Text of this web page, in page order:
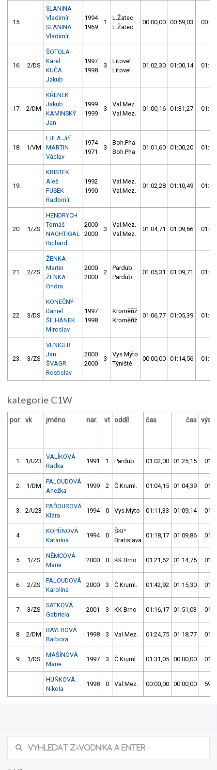
15.
SLANINA
Vladimír
SLANINA
Vladimír
1994
1969
1
L.Žatec
L.Žatec
00:00,00 00:59,03
16. 2/DS
ŠOTOLA
Karel
KUČA
Jakub
1997
1998
3
Litovel
Litovel
01:02,30 01:00,14
17. 2/DM
KŘENEK
Jakub
KAMINSKÝ
Jan
1999
1999
3
Val.Mez.
Val.Mez.
01:00,16 01:31,27
18. 1/VM
LULA Jiří
MARTIN
Václav
1974
1971
3
Boh.Pha
Boh.Pha
01:01,60 01:00,20
19.
KRISTEK
Aleš
FUSEK
Radomír
1992
1990
Val.Mez.
Val.Mez.
01:02,28 01:10,49
20. 1/ZS
HENDRYCH
Tomáš
NACHTIGAL
Richard
2000
2000
3
Val.Mez.
Val.Mez.
01:04,71 01:09,66
21. 2/ZS
ŽENKA
Martin
ŽENKA
Ondra
2000
2000
2
Pardub.
Pardub.
01:05,31 01:09,71
22. 3/DS
KONEČNÝ
Daniel
ŠILHÁNEK
Miroslav
1997
1998
Kroměříž
Kroměříž
01:06,77 01:05,39
23. 3/ZS
VENIGER
Jan
ŠVAGR
Rostislav
2000
2000
3
Vys.Mýto
Týniště
00:00,00 01:14,56
kategorie C1W
por. vk jméno nar. vt oddíl čas čas
1. 1/U23
VALÍKOVÁ
Radka
1991 1 Pardub. 01:02,00 01:25,15
2. 1/DM
PALOUDOVÁ
Anežka
1999 2 Č.Kruml. 01:04,15 01:04,39
3. 2/U23
PAĎOUROVÁ
Klára
1994 0 Vys.Mýto 01:11,33 01:09,14
4.
KOPÚNOVÁ
Katarína
1994 0
ŠKP
Bratislava
01:18,17 01:09,86
5. 1/ZS
NĚMCOVÁ
Marie
2000 0 KK Brno 01:21,62 01:14,75
6. 2/ZS
PALOUDOVÁ
Karolína
2000 3 Č.Kruml. 01:42,92 01:15,30
7. 3/ZS
SATKOVÁ
Gabriela
2001 3 KK Brno 01:16,17 01:51,03
8. 2/DM
BAYEROVÁ
Barbora
1998 3 Val.Mez. 01:24,75 01:18,77
9. 1/DS
MAŠÍNOVÁ
Marie
1997 3 Č.Kruml. 01:31,05 00:00,00
HUŇKOVÁ
Nikola
1998 0 Val.Mez. 00:00,00 00:00,00